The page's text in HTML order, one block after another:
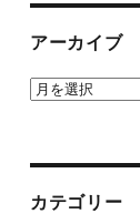
アーカイブ
ア
カテゴリー